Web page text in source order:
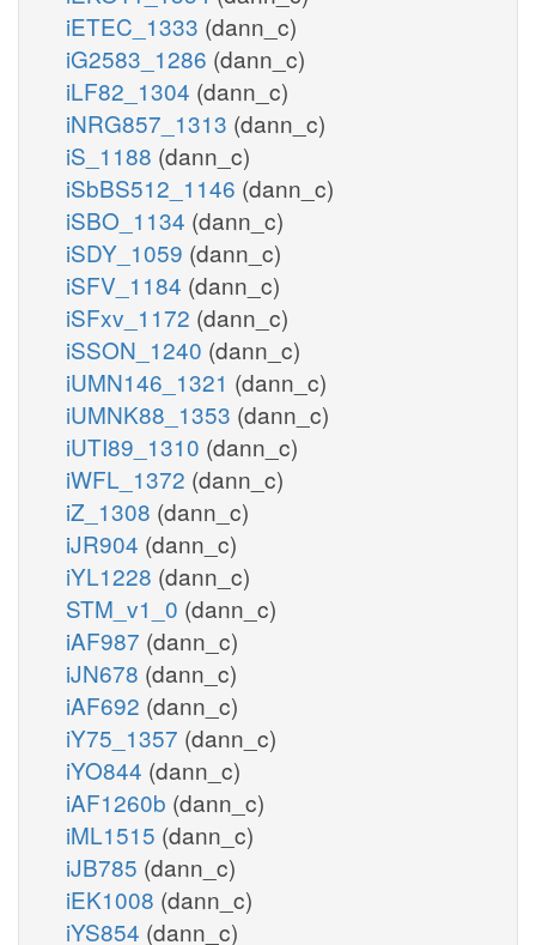
iETEC_1333 (dann_c)
iG2583_1286 (dann_c)
iLF82_1304 (dann_c)
iNRG857_1313 (dann_c)
iS_1188 (dann_c)
iSbBS512_1146 (dann_c)
iSBO_1134 (dann_c)
iSDY_1059 (dann_c)
iSFV_1184 (dann_c)
iSFxv_1172 (dann_c)
iSSON_1240 (dann_c)
iUMN146_1321 (dann_c)
iUMNK88_1353 (dann_c)
iUTI89_1310 (dann_c)
iWFL_1372 (dann_c)
iZ_1308 (dann_c)
iJR904 (dann_c)
iYL1228 (dann_c)
STM_v1_0 (dann_c)
iAF987 (dann_c)
iJN678 (dann_c)
iAF692 (dann_c)
iY75_1357 (dann_c)
iYO844 (dann_c)
iAF1260b (dann_c)
iML1515 (dann_c)
iJB785 (dann_c)
iEK1008 (dann_c)
iYS854 (dann_c)